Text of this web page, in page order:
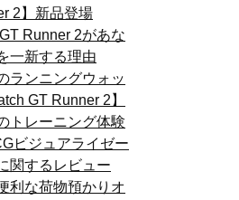
2】新品登場
Runner 2があな
一新する理由
ランニングウォッ
GT Runner 2】
トレーニング体験
ビジュアライゼー
関するレビュー
利な荷物預かりオ